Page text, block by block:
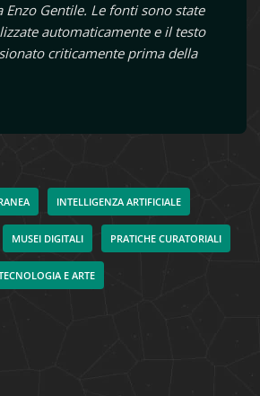
Enzo Gentile. Le fonti sono state
automaticamente e il testo
criticamente prima della
INTELLIGENZA ARTIFICIALE
MUSEI DIGITALI PRATICHE CURATORIALI
E ARTE